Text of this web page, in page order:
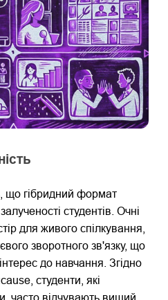
що гібридний формат
студентів. Очні
для живого спілкування,
зворотного зв'язку, що
до навчання. Згідно
студенти, які
часто відчувають вищий